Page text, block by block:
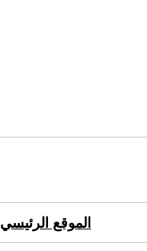
الموقع الرئيسي